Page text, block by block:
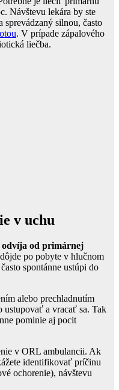
Návštevu lekára by ste
silnou, často
. V prípade zápalového
liečba.
v uchu
odvíja od primárnej
po pobyte v hlučnom
spontánne ustúpi do
alebo prechladnutím
ustupovať a vracať sa. Tak
pominie aj pocit
v ORL ambulancii. Ak
identifikovať príčinu
ochorenie), návštevu